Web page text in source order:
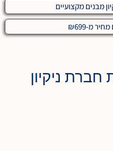
מבנים מקצועיים
מ-₪699
חברת ניקיון